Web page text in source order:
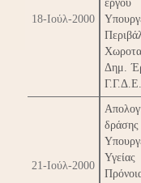
18-Ιούλ-2000
Δημ.
21-Ιούλ-2000
δράσης